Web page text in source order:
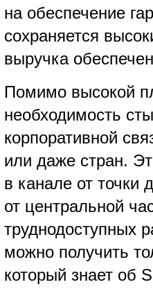
на обеспечение
сохраняется
выручка
Помимо высокой
необходимость
корпоративной
или даже стран.
в канале от точки
от центральной
труднодоступных
можно получить
который знает об